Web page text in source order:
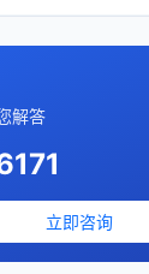
解答
立即咨询